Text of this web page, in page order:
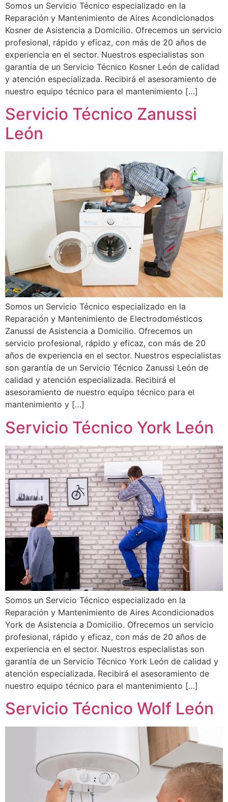
Somos un Servicio Técnico especializado en la
Reparación y Mantenimiento de Aires Acondicionados
Kosner de Asistencia a Domicilio. Ofrecemos un servicio
profesional, rápido y eficaz, con más de 20 años de
experiencia en el sector. Nuestros especialistas son
garantía de un Servicio Técnico Kosner León de calidad
y atención especializada. Recibirá el asesoramiento de
nuestro equipo técnico para el mantenimiento […]
Servicio Técnico Zanussi
León
Somos un Servicio Técnico especializado en la
Reparación y Mantenimiento de Electrodomésticos
Zanussi de Asistencia a Domicilio. Ofrecemos un
servicio profesional, rápido y eficaz, con más de 20
años de experiencia en el sector. Nuestros especialistas
son garantía de un Servicio Técnico Zanussi León de
calidad y atención especializada. Recibirá el
asesoramiento de nuestro equipo técnico para el
mantenimiento y […]
Servicio Técnico York León
Somos un Servicio Técnico especializado en la
Reparación y Mantenimiento de Aires Acondicionados
York de Asistencia a Domicilio. Ofrecemos un servicio
profesional, rápido y eficaz, con más de 20 años de
experiencia en el sector. Nuestros especialistas son
garantía de un Servicio Técnico York León de calidad y
atención especializada. Recibirá el asesoramiento de
nuestro equipo técnico para el mantenimiento […]
Servicio Técnico Wolf León